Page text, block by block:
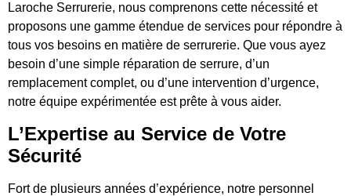
Laroche Serrurerie, nous comprenons cette nécessité et
proposons une gamme étendue de services pour répondre à
tous vos besoins en matière de serrurerie. Que vous ayez
besoin d’une simple réparation de serrure, d’un
remplacement complet, ou d’une intervention d’urgence,
notre équipe expérimentée est prête à vous aider.
L’Expertise au Service de Votre
Sécurité
Fort de plusieurs années d’expérience, notre personnel